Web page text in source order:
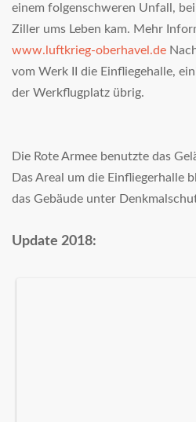
einem folgenschweren Unfall,
Ziller ums Leben kam. Mehr
www.luftkrieg-oberhavel.de
vom Werk II die Einfliegehalle,
der Werkflugplatz übrig.
Die Rote Armee benutzte das
Das Areal um die Einfliegerhalle
das Gebäude unter
Update 2018: